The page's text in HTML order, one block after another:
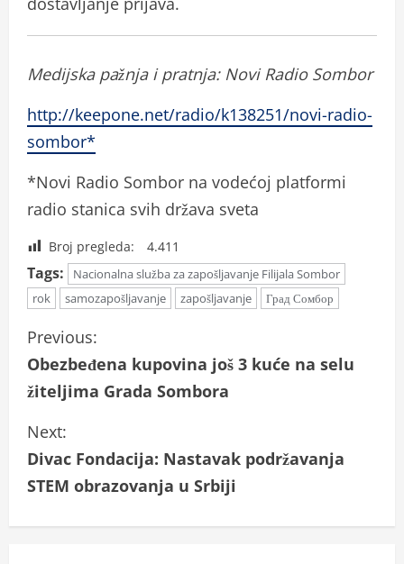
Medijska pažnja i pratnja: Novi Radio Sombor
http://keepone.net/radio/k138251/novi-radio-
sombor*
*Novi Radio Sombor na vodećoj platformi
radio stanica svih država sveta
Broj pregleda: 4.411
Tags:
Nacionalna služba za zapošljavanje Filijala Sombor
rok
samozapošljavanje zapošljavanje Град Сомбор
C
o
n
t
i
n
Previous:
Obezbeđena kupovina još 3 kuće na selu
žiteljima Grada Sombora
Next:
Divac Fondacija: Nastavak podržavanja
STEM obrazovanja u Srbiji